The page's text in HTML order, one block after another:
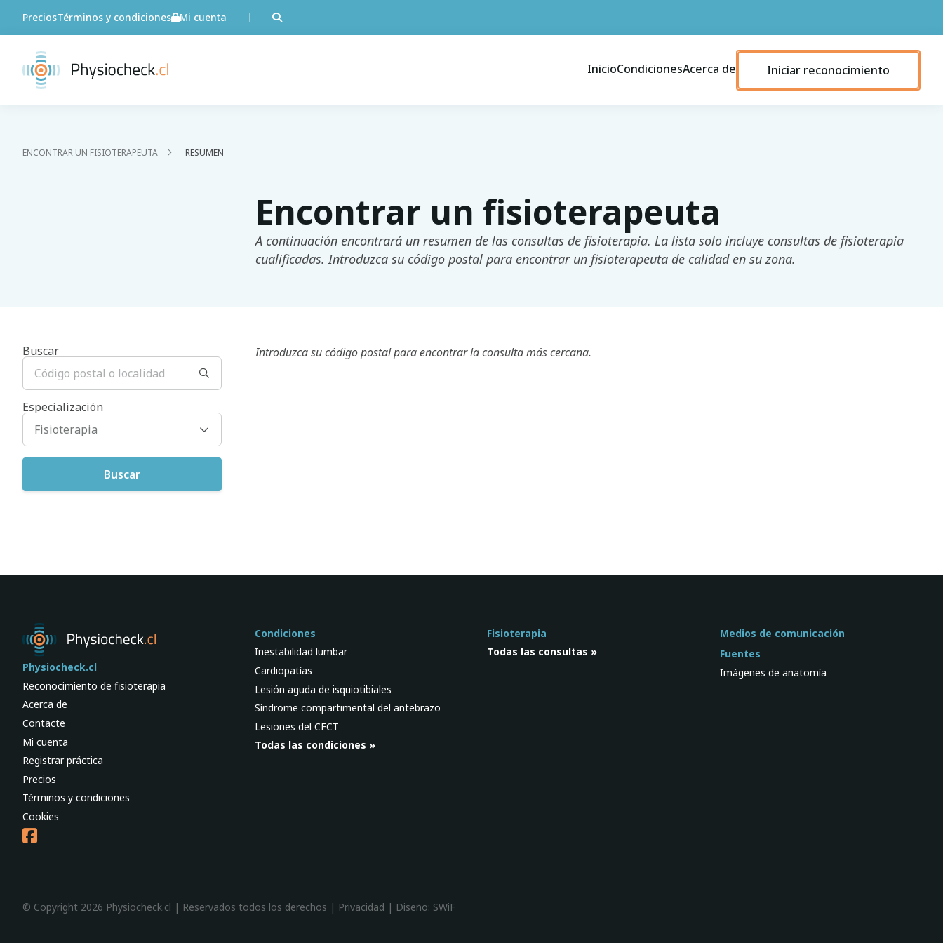
PreciosTérminos y condiciones Mi cuenta
InicioCondicionesAcerca de Iniciar reconocimiento
ENCONTRAR UN FISIOTERAPEUTA RESUMEN
Encontrar un fisioterapeuta
A continuación encontrará un resumen de las consultas de fisioterapia. La lista solo incluye consultas de fisioterapia
cualificadas. Introduzca su código postal para encontrar un fisioterapeuta de calidad en su zona.
Buscar
Especialización
Introduzca su código postal para encontrar la consulta más cercana.
Physiocheck.cl
Reconocimiento de fisioterapia
Acerca de
Contacte
Mi cuenta
Registrar práctica
Precios
Términos y condiciones
Cookies
Condiciones
Inestabilidad lumbar
Cardiopatías
Lesión aguda de isquiotibiales
Síndrome compartimental del antebrazo
Lesiones del CFCT
Todas las condiciones »
Fisioterapia
Todas las consultas »
Medios de comunicación
Fuentes
Imágenes de anatomía
© Copyright 2026 Physiocheck.cl | Reservados todos los derechos | Privacidad | Diseño: SWiF